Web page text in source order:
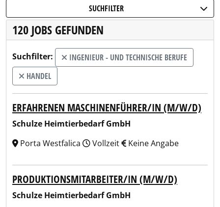
SUCHFILTER
120 JOBS GEFUNDEN
Suchfilter:
INGENIEUR - UND TECHNISCHE BERUFE
HANDEL
ERFAHRENEN MASCHINENFÜHRER/IN (M/W/D)
Schulze Heimtierbedarf GmbH
Porta Westfalica
Vollzeit Keine Angabe
PRODUKTIONSMITARBEITER/IN (M/W/D)
Schulze Heimtierbedarf GmbH